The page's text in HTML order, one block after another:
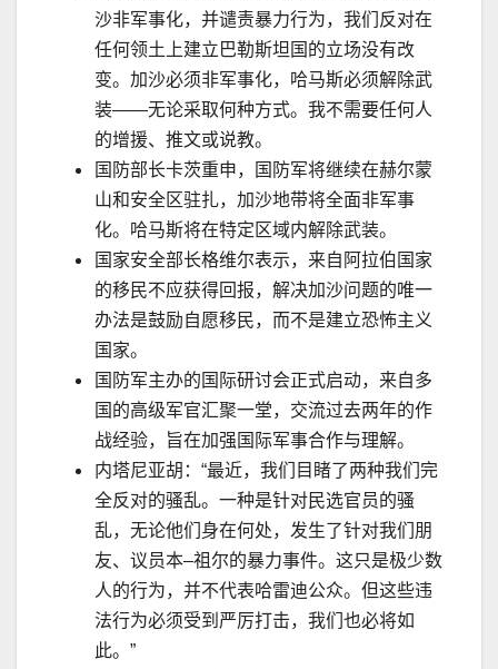
沙非军事化，并谴责暴力行为，我们反对在
任何领土上建立巴勒斯坦国的立场没有改
变。加沙必须非军事化，哈马斯必须解除武
装——无论采取何种方式。我不需要任何人
的增援、推文或说教。
国防部长卡茨重申，国防军将继续在赫尔蒙
山和安全区驻扎，加沙地带将全面非军事
化。哈马斯将在特定区域内解除武装。
国家安全部长格维尔表示，来自阿拉伯国家
的移民不应获得回报，解决加沙问题的唯一
办法是鼓励自愿移民，而不是建立恐怖主义
国家。
国防军主办的国际研讨会正式启动，来自多
国的高级军官汇聚一堂，交流过去两年的作
战经验，旨在加强国际军事合作与理解。
内塔尼亚胡： “最近，我们目睹了两种我们完
全反对的骚乱。一种是针对民选官员的骚
乱，无论他们身在何处，发生了针对我们朋
友、议员本–祖尔的暴力事件。这只是极少数
人的行为，并不代表哈雷迪公众。但这些违
法行为必须受到严厉打击，我们也必将如
此。 ”